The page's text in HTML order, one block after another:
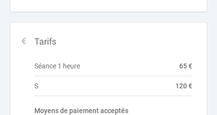
Tarifs
Séance 1 heure 65 €
S 120 €
Moyens de paiement acceptés